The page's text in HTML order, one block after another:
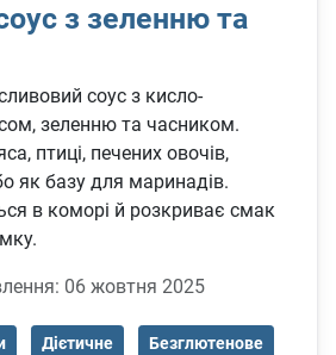
з зеленню та
соус з кисло-
зеленню та часником.
птиці, печених овочів,
як базу для маринадів.
в коморі й розкриває смак
06 жовтня 2025
Дієтичне Безглютенове